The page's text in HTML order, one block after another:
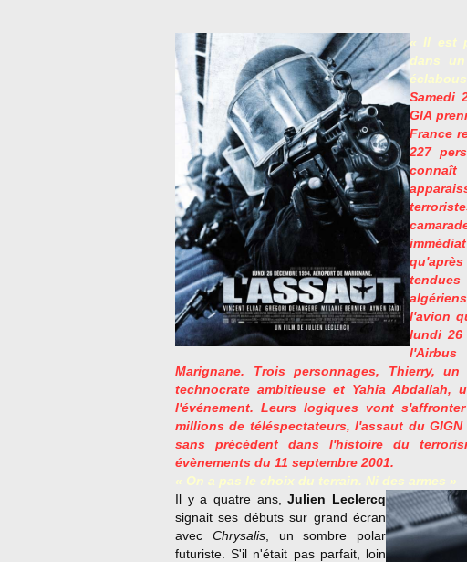
« Il est
dans
Samedi
GIA
France
227
l'avion
lundi 26
Marignane. Trois personnages, Thierry,
technocrate ambitieuse et Yahia Abdallah,
l'événement. Leurs logiques vont
millions de téléspectateurs, l'assaut du
sans précédent dans l'histoire du
évènements du 11 septembre 2001.
« On a pas le choix du terrain. Ni des armes »
Il y a quatre ans,Julien Leclercq
signait ses débuts sur grand écran
avec Chrysalis, un sombre polar
futuriste. S'il n'était pas parfait, loin